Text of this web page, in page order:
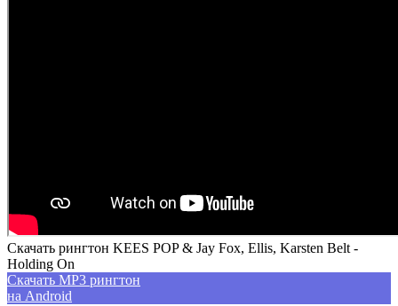
Скачать рингтон KEES POP & Jay Fox, Ellis, Karsten Belt -
Holding On
Скачать MP3 рингтон
на Android